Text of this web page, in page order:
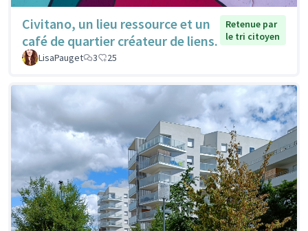
Civitano, un lieu ressource et un
café de quartier créateur de liens.
Retenue par
le tri citoyen
LisaPauget
3 25